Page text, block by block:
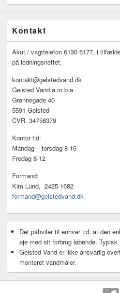
Kontakt
Akut / vagttelefon 6130 6177, i
på ledningsnettet.
kontakt@gelstedvand.dk
Gelsted Vand a.m.b.a
Grønnegade 40
5591 Gelsted
CVR. 34758379
Kontor tid:
Mandag – torsdag 8-16
Fredag 8-12
Formand:
Kim Lund, 2425 1682
formand@gelstedvand.dk
Det påhviler til enhver tid, at den
øje med sit forbrug løbende. Typisk
Gelsted Vand er ikke ansvarlig
monteret vandmåler.